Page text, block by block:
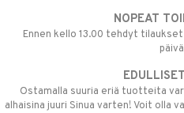
NOPEAT
Ennen kello 13.00 tehdyt
Ostamalla suuria eriä tuotteita
alhaisina juuri Sinua varten! Voit olla